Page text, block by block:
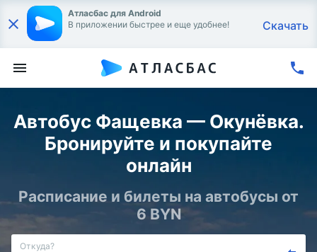
Атласбас для Android
В приложении быстрее и еще удобнее!
Скачать
Автобус Фащевка — Окунёвка.
Бронируйте и покупайте
онлайн
Расписание и билеты на автобусы от
6 BYN
Откуда?